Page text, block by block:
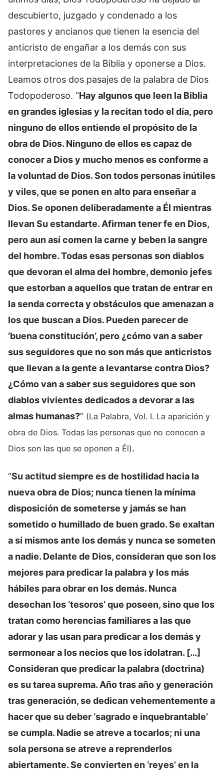
descubierto, juzgado y condenado a los
pastores y ancianos que tienen la esencia del
anticristo de engañar a los demás con sus
interpretaciones de la Biblia y oponerse a Dios.
Leamos otros dos pasajes de la palabra de Dios
Todopoderoso. “Hay algunos que leen la Biblia
en grandes iglesias y la recitan todo el día, pero
ninguno de ellos entiende el propósito de la
obra de Dios. Ninguno de ellos es capaz de
conocer a Dios y mucho menos es conforme a
la voluntad de Dios. Son todos personas inútiles
y viles, que se ponen en alto para enseñar a
Dios. Se oponen deliberadamente a Él mientras
llevan Su estandarte. Afirman tener fe en Dios,
pero aun así comen la carne y beben la sangre
del hombre. Todas esas personas son diablos
que devoran el alma del hombre, demonio jefes
que estorban a aquellos que tratan de entrar en
la senda correcta y obstáculos que amenazan a
los que buscan a Dios. Pueden parecer de
‘buena constitución’, pero ¿cómo van a saber
sus seguidores que no son más que anticristos
que llevan a la gente a levantarse contra Dios?
¿Cómo van a saber sus seguidores que son
diablos vivientes dedicados a devorar a las
almas humanas?” (La Palabra, Vol. I. La aparición y
obra de Dios. Todas las personas que no conocen a
Dios son las que se oponen a Él).
“Su actitud siempre es de hostilidad hacia la
nueva obra de Dios; nunca tienen la mínima
disposición de someterse y jamás se han
sometido o humillado de buen grado. Se exaltan
a sí mismos ante los demás y nunca se someten
a nadie. Delante de Dios, consideran que son los
mejores para predicar la palabra y los más
hábiles para obrar en los demás. Nunca
desechan los ‘tesoros’ que poseen, sino que los
tratan como herencias familiares a las que
adorar y las usan para predicar a los demás y
sermonear a los necios que los idolatran. […]
Consideran que predicar la palabra (doctrina)
es su tarea suprema. Año tras año y generación
tras generación, se dedican vehementemente a
hacer que su deber ‘sagrado e inquebrantable’
se cumpla. Nadie se atreve a tocarlos; ni una
sola persona se atreve a reprenderlos
abiertamente. Se convierten en ‘reyes’ en la